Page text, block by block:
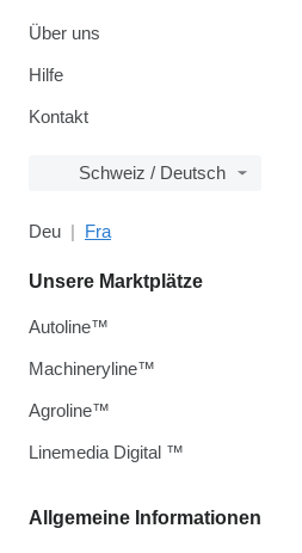
Über uns
Hilfe
Kontakt
Schweiz / Deutsch
Deu Fra
Allgemeine Informationen
Unsere Marktplätze
Autoline™
Machineryline™
Agroline™
Linemedia Digital ™